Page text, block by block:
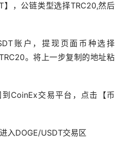
】，公链类型选择TRC20,然后
账户，提现页面币种选择
。将上一步复制的地址粘
CoinEx交易平台，点击【币
入DOGE/USDT交易区